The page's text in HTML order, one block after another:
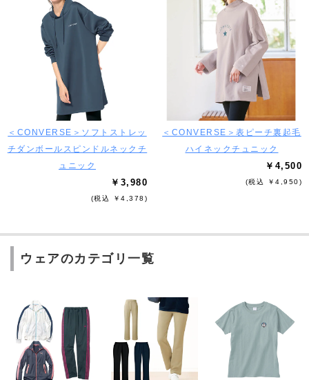
＜CONVERSE＞ソフトストレッ
チダンボールスピンドルネックチ
ュニック
￥3,980
(税込 ￥4,378)
＜CONVERSE＞表ピーチ裏起毛
ハイネックチュニック
￥4,500
(税込 ￥4,950)
ウェアのカテゴリ一覧